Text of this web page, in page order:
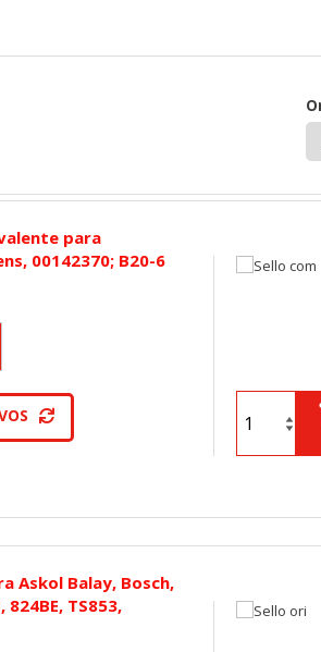
para
00142370; B20-6
Askol Balay, Bosch,
824BE, TS853,